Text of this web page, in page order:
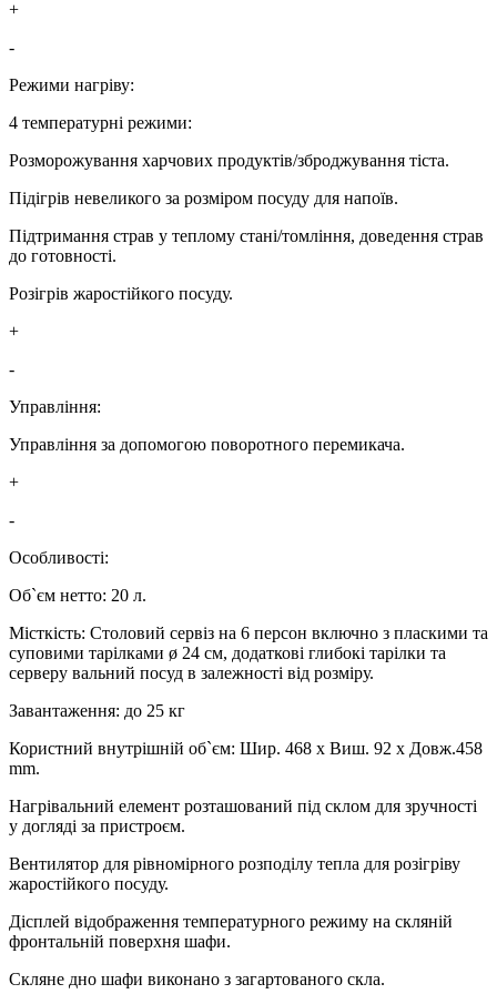
+
-
Режими нагріву:
4 температурні режими:
Розморожування харчових продуктів/зброджування тіста.
Підігрів невеликого за розміром посуду для напоїв.
Підтримання страв у теплому стані/томління, доведення страв
до готовності.
Розігрів жаростійкого посуду.
+
-
Управління:
Управління за допомогою поворотного перемикача.
+
-
Особливості:
Об`єм нетто: 20 л.
Місткість: Столовий сервіз на 6 персон включно з пласкими та
суповими тарілками ø 24 см, додаткові глибокі тарілки та
серверу вальний посуд в залежності від розміру.
Завантаження: до 25 кг
Користний внутрішній об`єм: Шир. 468 x Виш. 92 x Довж.458
mm.
Нагрівальний елемент розташований під склом для зручності
у догляді за пристроєм.
Вентилятор для рівномірного розподілу тепла для розігріву
жаростійкого посуду.
Дісплей відображення температурного режиму на скляній
фронтальній поверхня шафи.
Скляне дно шафи виконано з загартованого скла.